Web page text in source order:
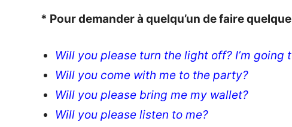
* Pour demander à quelqu’un de faire
Will you please turn the light off? I’m going
Will you come with me to the party?
Will you please bring me my wallet?
Will you please listen to me?